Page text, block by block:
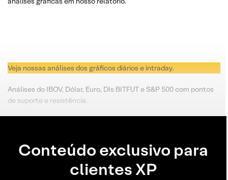
Veja nossas análises dos gráficos diários e intraday.
Análises do IBOV, Dólar, Euro, DIs BITFUT e S&P 500 com pontos
de suporte e resistência.
Conteúdo exclusivo para
clientes XP